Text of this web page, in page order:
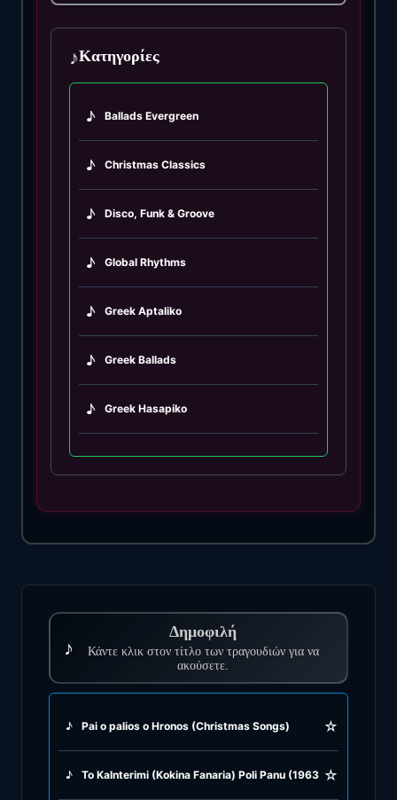
♪
Δημοφιλή
Κάντε κλικ στον τίτλο των τραγουδιών για να
ακούσετε.
♪ Pai o palios o Hronos (Christmas Songs) ☆
♪ To Kalnterimi (Kokina Fanaria) Poli Panu (1963) ☆
♪Κατηγορίες
♪ Ballads Evergreen
♪ Christmas Classics
♪ Disco, Funk & Groove
♪ Global Rhythms
♪ Greek Aptaliko
♪ Greek Ballads
♪ Greek Hasapiko
♪ Greek Hasaposerviko
♪
♪ Greek Oriental
♪ Greek Rock